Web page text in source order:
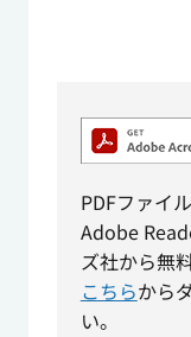
PDFファイ
Adobe
ズ社から無
こちらから
い。